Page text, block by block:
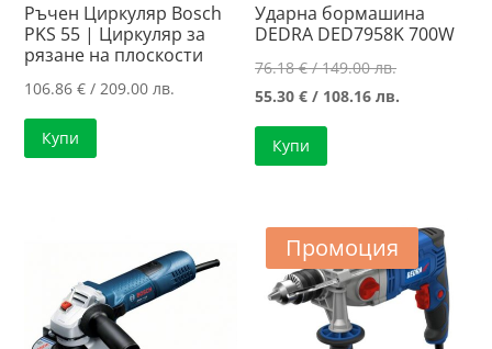
Ръчен Циркуляр Bosch
PKS 55 | Циркуляр за
рязанe нa плоскости
106.86€ / 209.00 лв.
Купи
Ударна бормашина
DEDRA DED7958K 700W
76.18€/ 149.00 лв.Original
price
55.30€ / 108.16 лв.
108.16 лв..
Купи
Промоция